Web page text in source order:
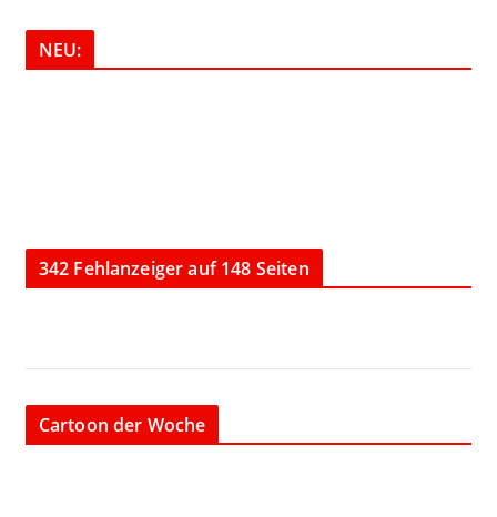
NEU:
342 Fehlanzeiger auf 148 Seiten
Cartoon der Woche